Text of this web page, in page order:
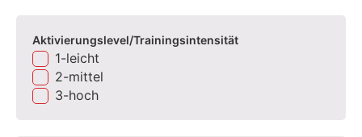
Aktivierungslevel/Trainingsintensität
1-leicht
2-mittel
3-hoch